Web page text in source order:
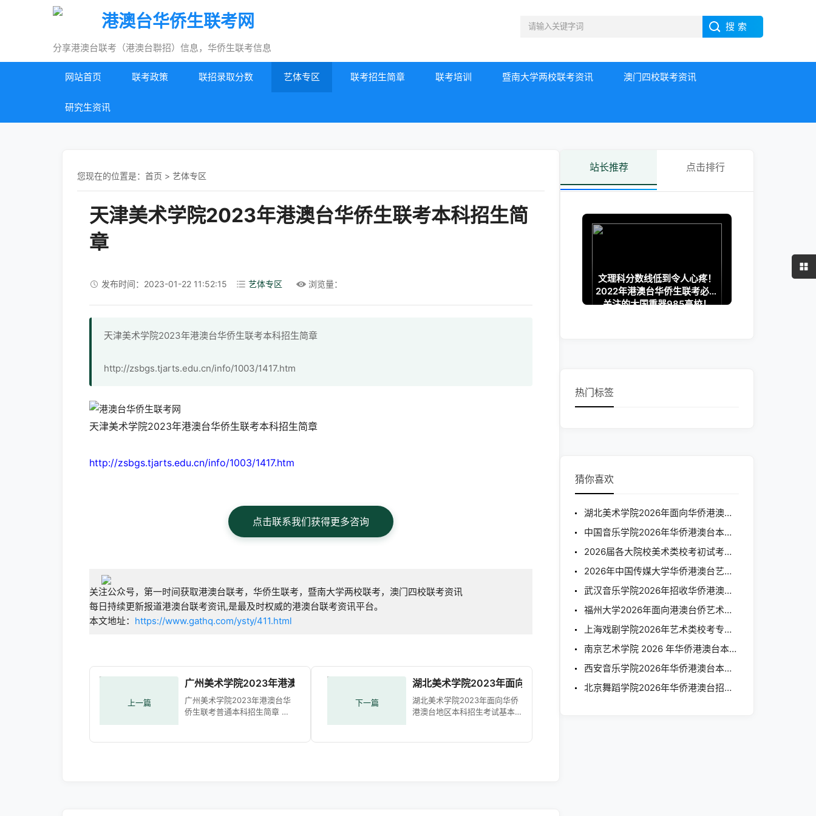
港澳台华侨生联考网
分享港澳台联考（港澳台聨招）信息，华侨生联考信息
网站首页 联考政策 联招录取分数 艺体专区 联考招生简章 联考培训 暨南大学两校联考资讯 澳门四校联考资讯
研究生资讯
您现在的位置是： 首页 > 艺体专区
天津美术学院2023年港澳台华侨生联考本科招生简
章
发布时间：2023-01-22 11:52:15 艺体专区 浏览量：
天津美术学院2023年港澳台华侨生联考本科招生简章
http://zsbgs.tjarts.edu.cn/info/1003/1417.htm
天津美术学院2023年港澳台华侨生联考本科招生简章
http://zsbgs.tjarts.edu.cn/info/1003/1417.htm
点击联系我们获得更多咨询
关注公众号，第一时间获取港澳台联考，华侨生联考，暨南大学两校联考，澳门四校联考资讯
每日持续更新报道港澳台联考资讯,是最及时权威的港澳台联考资讯平台。
本文地址： https://www.gathq.com/ysty/411.html
上一篇
广州美术学院2023年港澳台华侨生联考普通本科招生简章
广州美术学院2023年港澳台华
侨生联考普通本科招生简章 发
下一篇
湖北美术学院2023年面向华侨港澳台地区本科招生考试基本安排的公告
湖北美术学院2023年面向华侨
港澳台地区本科招生考试基本
站长推荐 点击排行
文理科分数线低到令人心疼！
2022年港澳台华侨生联考必须
关注的大国重器985高校！
热门标签
猜你喜欢
湖北美术学院2026年面向华侨港澳台地区本科招生考试专业合格分数线及成绩查询公告
中国音乐学院2026年华侨港澳台本科招生简章
2026届各大院校美术类校考初试考题汇总
2026年中国传媒大学华侨港澳台艺术类本科招生简章
武汉音乐学院2026年招收华侨港澳台学生简章
福州大学2026年面向港澳台侨艺术类专业招生简章
上海戏剧学院2026年艺术类校考专业本科招生简章
南京艺术学院 2026 年华侨港澳台本科招生简章
西安音乐学院2026年华侨港澳台本科招生简章
北京舞蹈学院2026年华侨港澳台招生简章